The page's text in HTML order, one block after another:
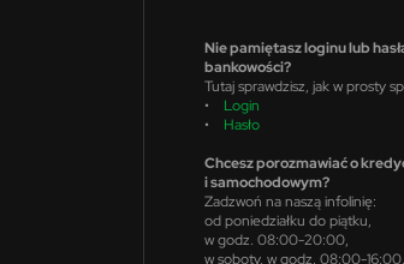
Nie pamiętasz loginu lub
bankowości?
Tutaj sprawdzisz, jak w prosty
• Login
• Hasło
Chcesz porozmawiać o
i samochodowym?
Zadzwoń na naszą infolinię:
od poniedziałku do piątku,
w godz. 08:00-20:00,
w soboty, w godz. 08:00-16:00.